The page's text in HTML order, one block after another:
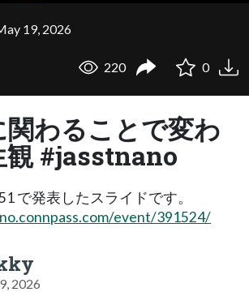
19, 2026
220 0
わることで変わ
観 #jasstnano
で発表したスライドです。
event/391524/
2026